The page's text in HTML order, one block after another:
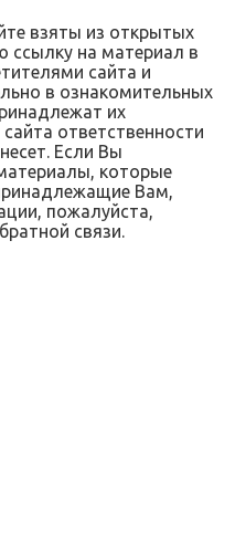
взяты из открытых
ссылку на материал в
сайта и
в ознакомительных
их
ответственности
Если Вы
которые
Вам,
пожалуйста,
связи.